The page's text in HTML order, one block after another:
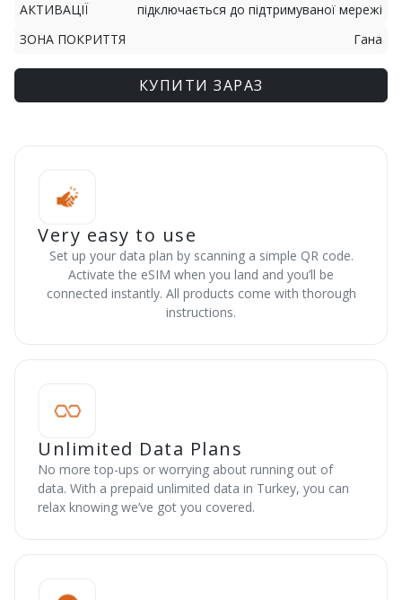
АКТИВАЦІЇ
підключається до підтримуваної мережі
ЗОНА ПОКРИТТЯ
Гана
КУПИТИ ЗАРАЗ
Very easy to use
Set up your data plan by scanning a simple QR code.
Activate the eSIM when you land and you’ll be
connected instantly. All products come with thorough
instructions.
Unlimited Data Plans
No more top-ups or worrying about running out of
data. With a prepaid unlimited data in Turkey, you can
relax knowing we’ve got you covered.